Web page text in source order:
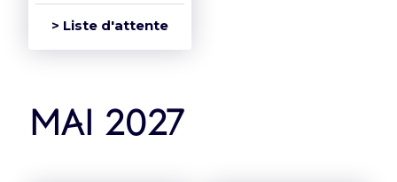
> Liste d'attente
mai 2027